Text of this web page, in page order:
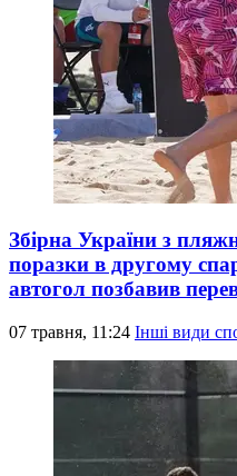
Збірна України з
поразки в другому
автогол позбавив
07 травня, 11:24 Інші види